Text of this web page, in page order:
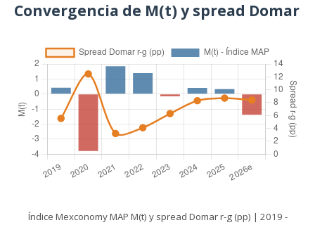
Convergencia de M(t) y spread Domar
Índice Mexconomy MAP M(t) y spread Domar r-g (pp) | 2019 -